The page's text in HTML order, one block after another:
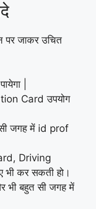
पर जाकर उचित
|
Card उपयोग
जगह में id prof
Driving
कर सकती हो।
भी बहुत सी जगह में